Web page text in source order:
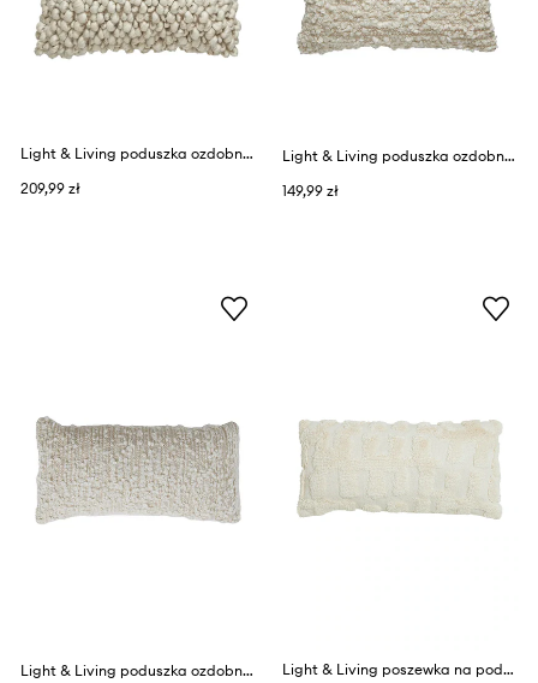
Light & Living poduszka ozdobna Sonati 45 x 45 cm
209,99 zł
Light & Living poduszka ozdobna Humada
149,99 zł
Light & Living poduszka ozdobna Humada
Light & Living poszewka na poduszkę z bawełną Sarmi 60 x 30 cm